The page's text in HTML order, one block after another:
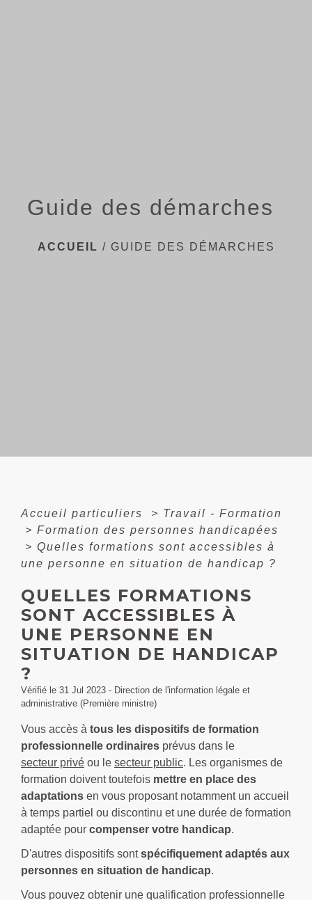
Guide des démarches
ACCUEIL / GUIDE DES DÉMARCHES
Accueil particuliers > Travail - Formation
> Formation des personnes handicapées
> Quelles formations sont accessibles à
une personne en situation de handicap ?
QUELLES FORMATIONS
SONT ACCESSIBLES À
UNE PERSONNE EN
SITUATION DE HANDICAP
?
Vérifié le 31 Jul 2023 - Direction de l'information légale et
administrative (Première ministre)
Vous accès à tous les dispositifs de formation
professionnelle ordinaires prévus dans le
secteur privé ou le secteur public. Les organismes de
formation doivent toutefois mettre en place des
adaptations en vous proposant notamment un accueil
à temps partiel ou discontinu et une durée de formation
adaptée pour compenser votre handicap.
D'autres dispositifs sontspécifiquement adaptés aux
personnes en situation de handicap.
Vous pouvez obtenir une qualification professionnelle